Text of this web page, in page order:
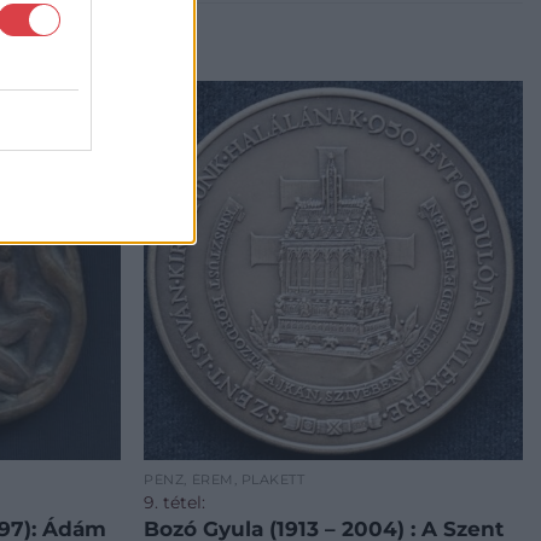
Ádám
PÉNZ, ÉREM, PLAKETT
9. tétel:
Bozó Gyula (1913 – 2004) : A Szent